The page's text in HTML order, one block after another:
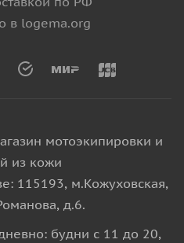
в logema.org
мотоэкипировки и
из кожи
115193, м.Кожуховская,
д.6.
будни с 11 до 20,